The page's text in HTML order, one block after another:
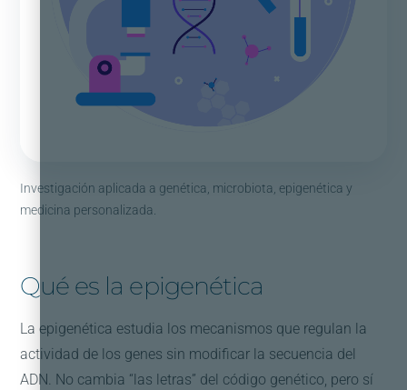
Investigación aplicada a genética, microbiota, epigenética y
medicina personalizada.
Qué es la epigenética
La epigenética estudia los mecanismos que regulan la
actividad de los genes sin modificar la secuencia del
ADN. No cambia “las letras” del código genético, pero sí